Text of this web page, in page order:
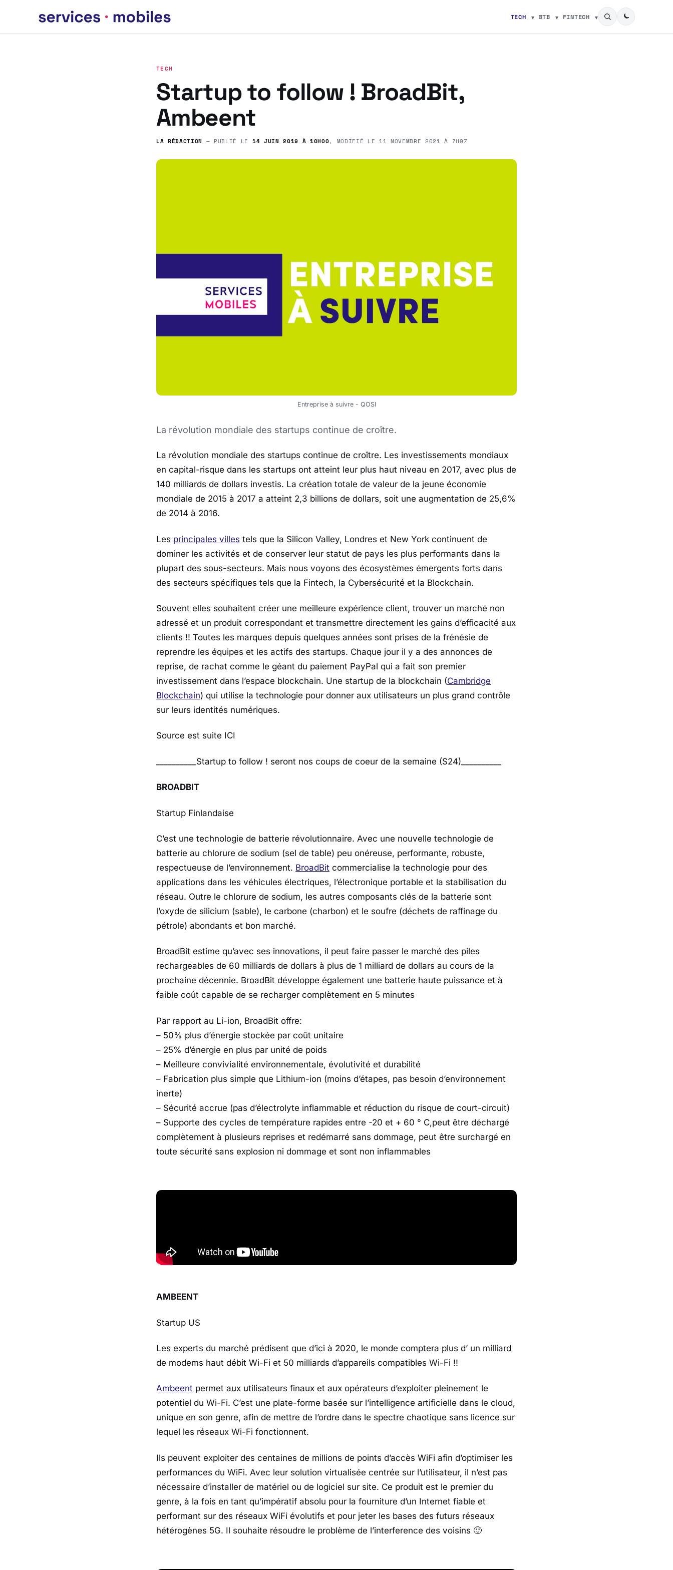
TECH BTB FINTECH
TECH
Startup to follow ! BroadBit,
Ambeent
LA RÉDACTION — PUBLIÉ LE 14 JUIN 2019 À 10H00, MODIFIÉ LE11 NOVEMBRE 2021 À 7H07
Entreprise à suivre - QOSI
La révolution mondiale des startups continue de croître.
La révolution mondiale des startups continue de croître. Les investissements mondiaux
en capital-risque dans les startups ont atteint leur plus haut niveau en 2017, avec plus de
140 milliards de dollars investis. La création totale de valeur de la jeune économie
mondiale de 2015 à 2017 a atteint 2,3 billions de dollars, soit une augmentation de 25,6%
de 2014 à 2016.
Les principales villes tels que la Silicon Valley, Londres et New York continuent de
dominer les activités et de conserver leur statut de pays les plus performants dans la
plupart des sous-secteurs. Mais nous voyons des écosystèmes émergents forts dans
des secteurs spécifiques tels que la Fintech, la Cybersécurité et la Blockchain.
Souvent elles souhaitent créer une meilleure expérience client, trouver un marché non
adressé et un produit correspondant et transmettre directement les gains d’efficacité aux
clients !! Toutes les marques depuis quelques années sont prises de la frénésie de
reprendre les équipes et les actifs des startups. Chaque jour il y a des annonces de
reprise, de rachat comme le géant du paiement PayPal qui a fait son premier
investissement dans l’espace blockchain. Une startup de la blockchain (Cambridge
Blockchain) qui utilise la technologie pour donner aux utilisateurs un plus grand contrôle
sur leurs identités numériques.
Source est suite ICI
__________Startup to follow ! seront nos coups de coeur de la semaine (S24)__________
BROADBIT
Startup Finlandaise
C’est une technologie de batterie révolutionnaire. Avec une nouvelle technologie de
batterie au chlorure de sodium (sel de table) peu onéreuse, performante, robuste,
respectueuse de l’environnement. BroadBit commercialise la technologie pour des
applications dans les véhicules électriques, l’électronique portable et la stabilisation du
réseau. Outre le chlorure de sodium, les autres composants clés de la batterie sont
l’oxyde de silicium (sable), le carbone (charbon) et le soufre (déchets de raffinage du
pétrole) abondants et bon marché.
BroadBit estime qu’avec ses innovations, il peut faire passer le marché des piles
rechargeables de 60 milliards de dollars à plus de 1 milliard de dollars au cours de la
prochaine décennie. BroadBit développe également une batterie haute puissance et à
faible coût capable de se recharger complètement en 5 minutes
Par rapport au Li-ion, BroadBit offre:
– 50% plus d’énergie stockée par coût unitaire
– 25% d’énergie en plus par unité de poids
– Meilleure convivialité environnementale, évolutivité et durabilité
– Fabrication plus simple que Lithium-ion (moins d’étapes, pas besoin d’environnement
inerte)
– Sécurité accrue (pas d’électrolyte inflammable et réduction du risque de court-circuit)
– Supporte des cycles de température rapides entre -20 et + 60 ° C,peut être déchargé
complètement à plusieurs reprises et redémarré sans dommage, peut être surchargé en
toute sécurité sans explosion ni dommage et sont non inflammables
AMBEENT
Startup US
Les experts du marché prédisent que d’ici à 2020, le monde comptera plus d’ un milliard
de modems haut débit Wi-Fi et 50 milliards d’appareils compatibles Wi-Fi !!
Ambeent permet aux utilisateurs finaux et aux opérateurs d’exploiter pleinement le
potentiel du Wi-Fi. C’est une plate-forme basée sur l’intelligence artificielle dans le cloud,
unique en son genre, afin de mettre de l’ordre dans le spectre chaotique sans licence sur
lequel les réseaux Wi-Fi fonctionnent.
Ils peuvent exploiter des centaines de millions de points d’accès WiFi afin d’optimiser les
performances du WiFi. Avec leur solution virtualisée centrée sur l’utilisateur, il n’est pas
nécessaire d’installer de matériel ou de logiciel sur site. Ce produit est le premier du
genre, à la fois en tant qu’impératif absolu pour la fourniture d’un Internet fiable et
performant sur des réseaux WiFi évolutifs et pour jeter les bases des futurs réseaux
hétérogènes 5G. Il souhaite résoudre le problème de l’interference des voisins 🙂